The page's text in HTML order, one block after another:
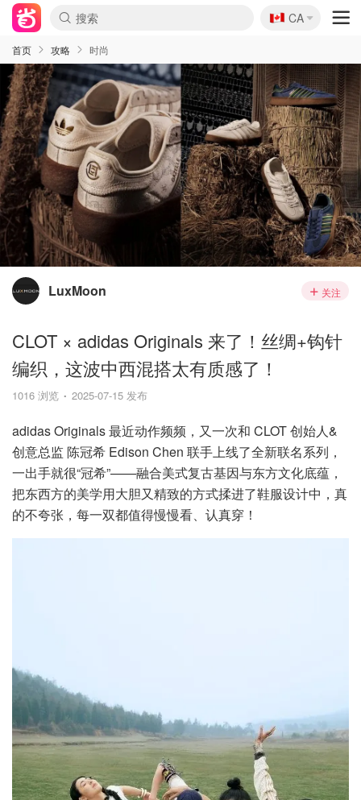
🇨🇦
CA
首页 攻略 时尚
LuxMoon 关注
CLOT × adidas Originals 来了！丝绸+钩针
编织，这波中西混搭太有质感了！
1016 浏览 2025-07-15 发布
adidas Originals 最近动作频频，又一次和 CLOT 创始人&
创意总监 陈冠希 Edison Chen 联手上线了全新联名系列，
一出手就很“冠希”——融合美式复古基因与东方文化底蕴，
把东西方的美学用大胆又精致的方式揉进了鞋服设计中，真
的不夸张，每一双都值得慢慢看、认真穿！